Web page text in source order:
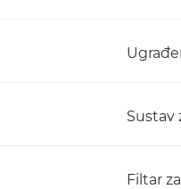
Sustav
Filtar